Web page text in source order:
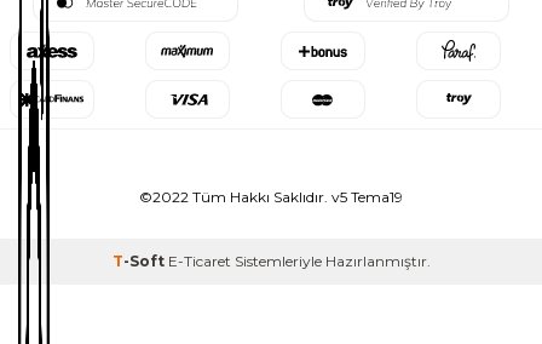
©2022 Tüm Hakkı Saklıdır. v5 Tema19
T-Soft E-Ticaret Sistemleriyle Hazırlanmıştır.